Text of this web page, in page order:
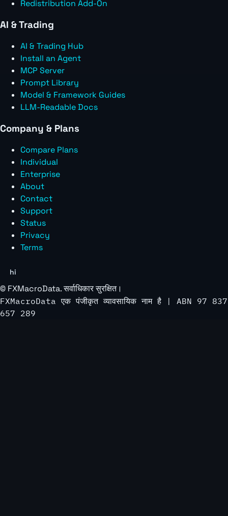
Redistribution Add-On
AI & Trading
AI & Trading Hub
Install an Agent
MCP Server
Prompt Library
Model & Framework Guides
LLM-Readable Docs
Company & Plans
Compare Plans
Individual
Enterprise
About
Contact
Support
Status
Privacy
Terms
hi
© FXMacroData. सर्वाधिकार सुरक्षित।
FXMacroData एक पंजीकृत व्यावसायिक नाम है | ABN 97 837
657 289